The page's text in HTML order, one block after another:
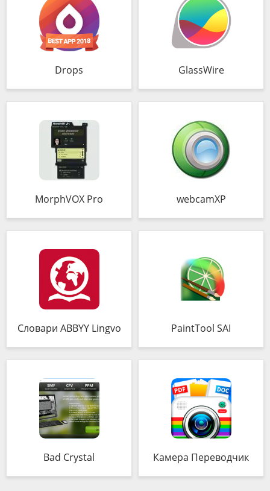
Drops GlassWire
MorphVOX Pro webcamXP
Словари ABBYY Lingvo PaintTool SAI
Bad Crystal Камера Переводчик